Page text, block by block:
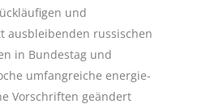
und
ausbleibenden russischen
in Bundestag und
umfangreiche energie-
Vorschriften geändert